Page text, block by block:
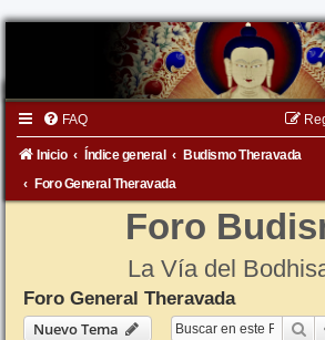
FAQ
Inicio Índice general
Budismo Theravada
Foro General Theravada
Foro
La Vía del
Foro General Theravada
Nuevo Tema